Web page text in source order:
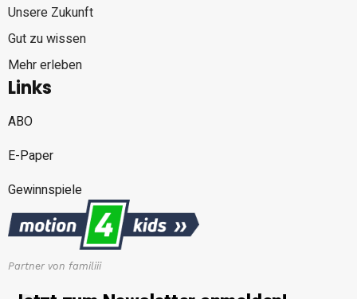
Unsere Zukunft
Gut zu wissen
Mehr erleben
Links
ABO
E-Paper
Gewinnspiele
Partner von familiii